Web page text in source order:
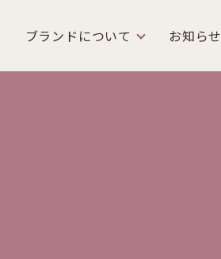
ブランドについて お知らせ